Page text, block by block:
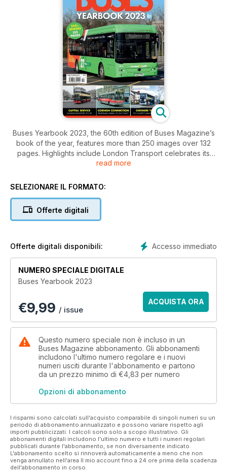
Buses Yearbook 2023, the 60th edition of Buses Magazine’s
book of the year, features more than 250 images over 132
pages. Highlights include London Transport celebrates its
90th anniversary; a century of Truronian Coaches linking the
so much more.
read more
SELEZIONARE IL FORMATO:
Offerte digitali
Accesso immediato
Offerte digitali disponibili:
NUMERO SPECIALE DIGITALE
Buses Yearbook 2023
€9,99 / issue
ACQUISTA ORA
Questo numero speciale non è incluso in un
Buses Magazine abbonamento. Gli abbonamenti
includono l'ultimo numero regolare e i nuovi
numeri usciti durante l'abbonamento e partono
da un prezzo minimo di €4,83 per numero
Opzioni di abbonamento
I risparmi sono calcolati sull'acquisto comparabile di singoli numeri su un
periodo di abbonamento annualizzato e possono variare rispetto agli
importi pubblicizzati. I calcoli sono solo a scopo illustrativo. Gli
abbonamenti digitali includono l'ultimo numero e tutti i numeri regolari
pubblicati durante l'abbonamento, se non diversamente indicato.
L'abbonamento scelto si rinnoverà automaticamente a meno che non
venga annullato nell'area Il mio account fino a 24 ore prima della scadenza
dell'abbonamento in corso.